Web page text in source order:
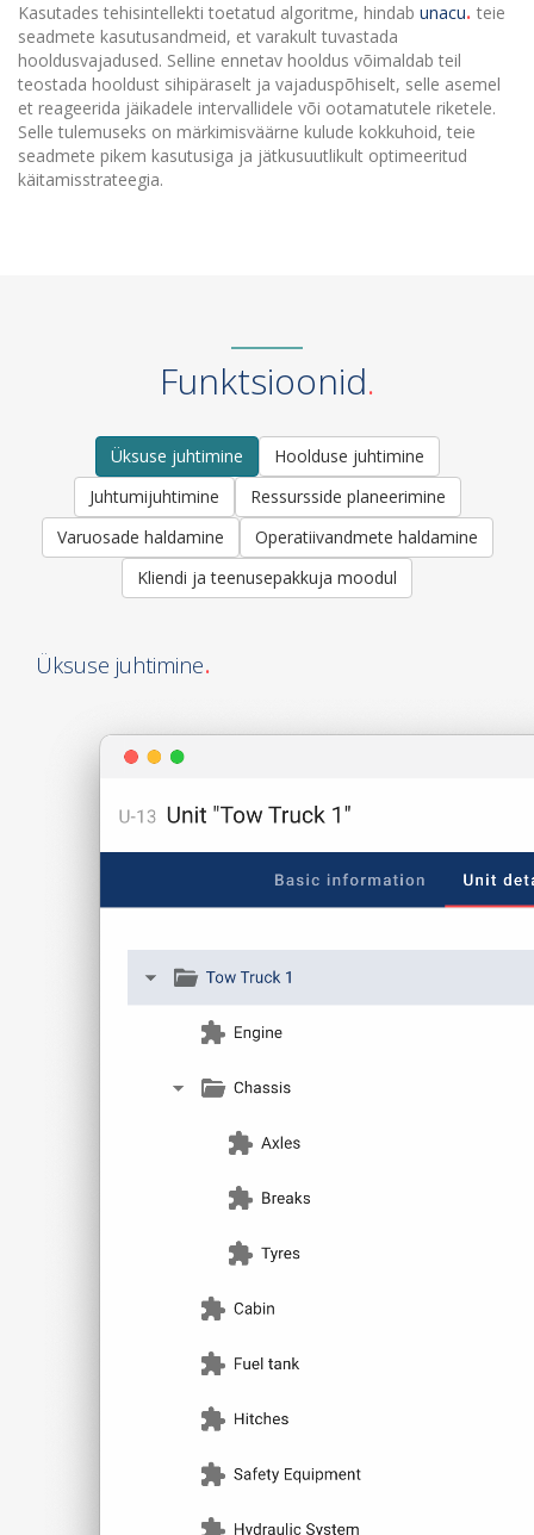
Kasutades tehisintellekti toetatud algoritme, hindab unacu teie
seadmete kasutusandmeid, et varakult tuvastada
hooldusvajadused. Selline ennetav hooldus võimaldab teil
teostada hooldust sihipäraselt ja vajaduspõhiselt, selle asemel
et reageerida jäikadele intervallidele või ootamatutele riketele.
Selle tulemuseks on märkimisväärne kulude kokkuhoid, teie
seadmete pikem kasutusiga ja jätkusuutlikult optimeeritud
käitamisstrateegia.
Funktsioonid
Üksuse juhtimine
Hoolduse juhtimine
Juhtumijuhtimine
Ressursside planeerimine
Varuosade haldamine
Operatiivandmete haldamine
Kliendi ja teenusepakkuja moodul
Üksuse juhtimine